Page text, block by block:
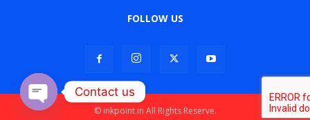
FOLLOW US
© inkpoint.in All Rights Reserve.
Contact us